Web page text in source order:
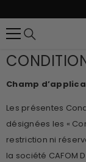
Champ
Les présentes
désignées les «
restriction ni
la société CAFOM